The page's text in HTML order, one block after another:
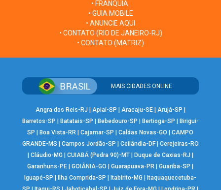
• FRANQUIA
• GUIA MOBILE
• ANUNCIE AQUI
• CONTATO (RIO DE JANEIRO-RJ)
• CONTATO (MATRIZ)
MAIS CIDADES ONLINE
Angra dos Reis-RJ | Apiaí-SP | Aracaju-SE| Arujá-SP |
Barretos-SP | Batatais-SP | Bebedouro-SP | Bertioga-SP | Birigui-
SP |Boa Vista-RR |Cajamar-SP |Caldas Novas-GO |CAMPO
GRANDE-MS | Campos Jordão-SP | Ceilândia-DF| Cerejeiras-RO
| Cláudio-MG | CUIABÁ (Pedra 90)-MT| Duque de Caxias-RJ |
Garanhuns-PE |GOIÂNIA-GO |Guarapuava-PR |Guariba-SP |
Iguapé-SP |Ilha Comprida-SP |Itabirito-MG |Itaquaquecetuba-